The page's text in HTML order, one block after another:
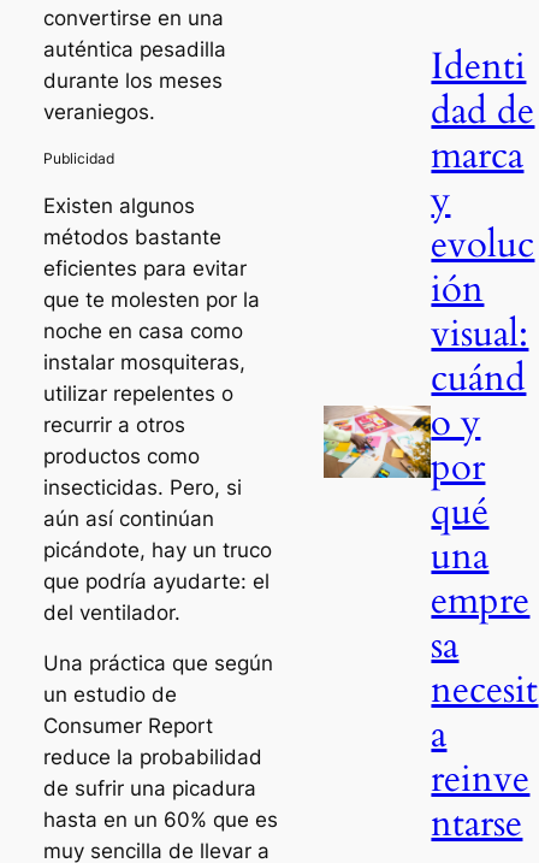
convertirse en una
auténtica pesadilla
durante los meses
veraniegos.
Existen algunos
métodos bastante
eficientes para evitar
que te molesten por la
noche en casa como
instalar mosquiteras,
utilizar repelentes o
recurrir a otros
productos como
insecticidas. Pero, si
aún así continúan
picándote, hay un truco
que podría ayudarte: el
del ventilador.
Una práctica que según
un estudio de
Consumer Report
reduce la probabilidad
de sufrir una picadura
hasta en un 60% que es
muy sencilla de llevar a
Identi
dad de
marca
y
evoluc
ión
visual:
cuánd
o y
por
qué
una
empre
sa
necesit
a
reinve
ntarse